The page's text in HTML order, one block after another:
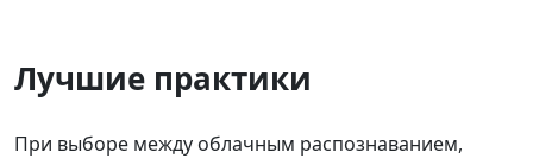
Лучшие практики
При выборе между облачным распознаванием,